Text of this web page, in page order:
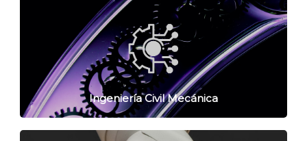
Ingeniería Civil Mecánica